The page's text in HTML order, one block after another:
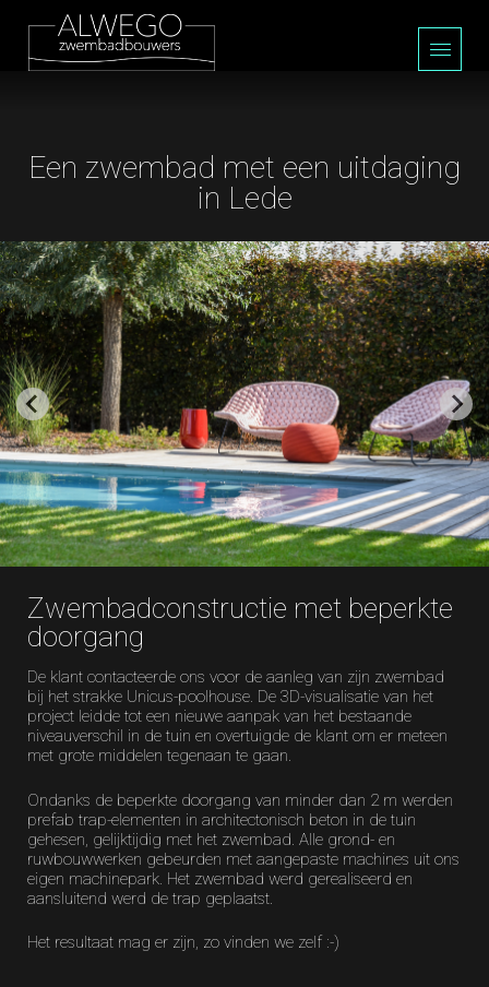
Een zwembad met een uitdaging
in Lede
Zwembadconstructie met beperkte
doorgang
De klant contacteerde ons voor de aanleg van zijn zwembad
bij het strakke Unicus-poolhouse. De 3D-visualisatie van het
project leidde tot een nieuwe aanpak van het bestaande
niveauverschil in de tuin en overtuigde de klant om er meteen
met grote middelen tegenaan te gaan.
Ondanks de beperkte doorgang van minder dan 2 m werden
prefab trap-elementen in architectonisch beton in de tuin
gehesen, gelijktijdig met het zwembad. Alle grond- en
ruwbouwwerken gebeurden met aangepaste machines uit ons
eigen machinepark. Het zwembad werd gerealiseerd en
aansluitend werd de trap geplaatst.
Het resultaat mag er zijn, zo vinden we zelf :-)